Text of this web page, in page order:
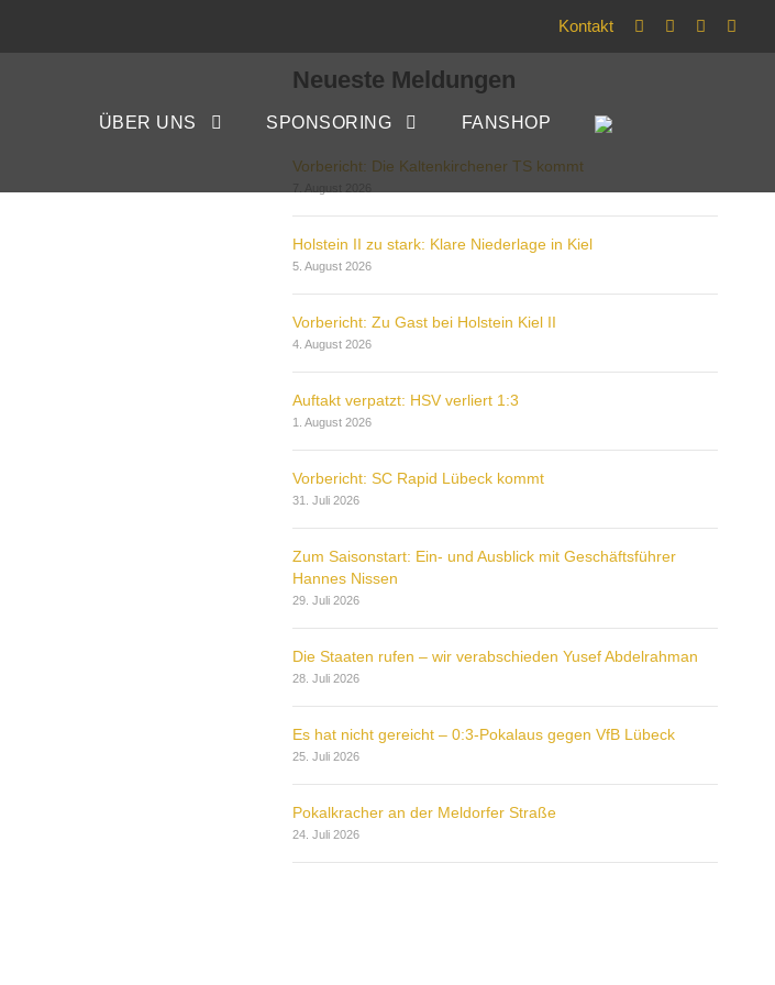
Kontakt
ÜBER UNS SPONSORING FANSHOP
Neueste Meldungen
Vorbericht: Die Kaltenkirchener TS kommt
Holstein II zu stark: Klare Niederlage in Kiel
5. August 2026
Vorbericht: Zu Gast bei Holstein Kiel II
4. August 2026
Auftakt verpatzt: HSV verliert 1:3
1. August 2026
Vorbericht: SC Rapid Lübeck kommt
31. Juli 2026
Zum Saisonstart: Ein- und Ausblick mit Geschäftsführer
Hannes Nissen
29. Juli 2026
Die Staaten rufen – wir verabschieden Yusef Abdelrahman
28. Juli 2026
Es hat nicht gereicht – 0:3-Pokalaus gegen VfB Lübeck
25. Juli 2026
Pokalkracher an der Meldorfer Straße
24. Juli 2026